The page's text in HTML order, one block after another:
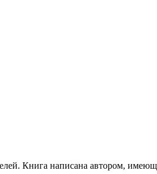
Книга написана автором,